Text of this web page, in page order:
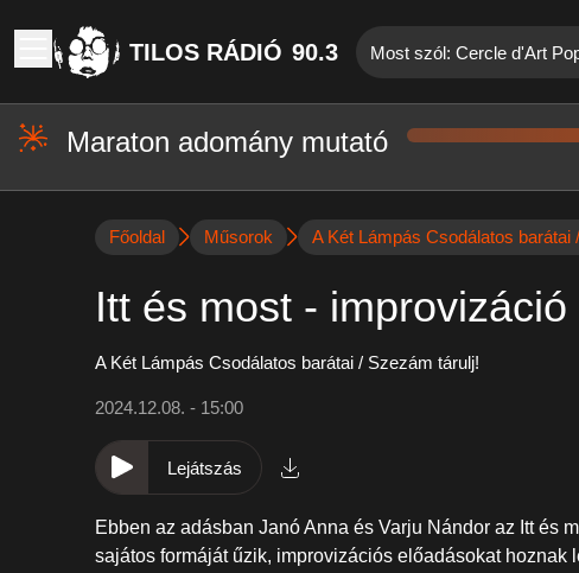
TILOS RÁDIÓ 90.3 Most szól: Cercle d'Art
Maraton adomány mutató
Főoldal Műsorok A Két Lámpás Csodálatos barátai
Itt és most -
A Két Lámpás Csodálatos barátai / Szezám tárulj!
2024.12.08. - 15:00
Lejátszás
Ebben az adásban Janó Anna és Varju Nándor az Itt és
sajátos formáját űzik, improvizációs előadásokat